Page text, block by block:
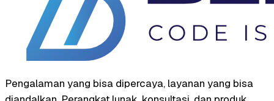
Pengalaman yang bisa dipercaya, layanan yang bisa